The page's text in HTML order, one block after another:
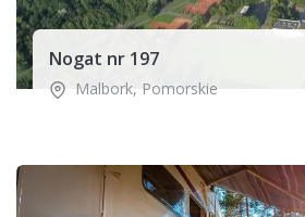
Nogat nr 197
Malbork, Pomorskie